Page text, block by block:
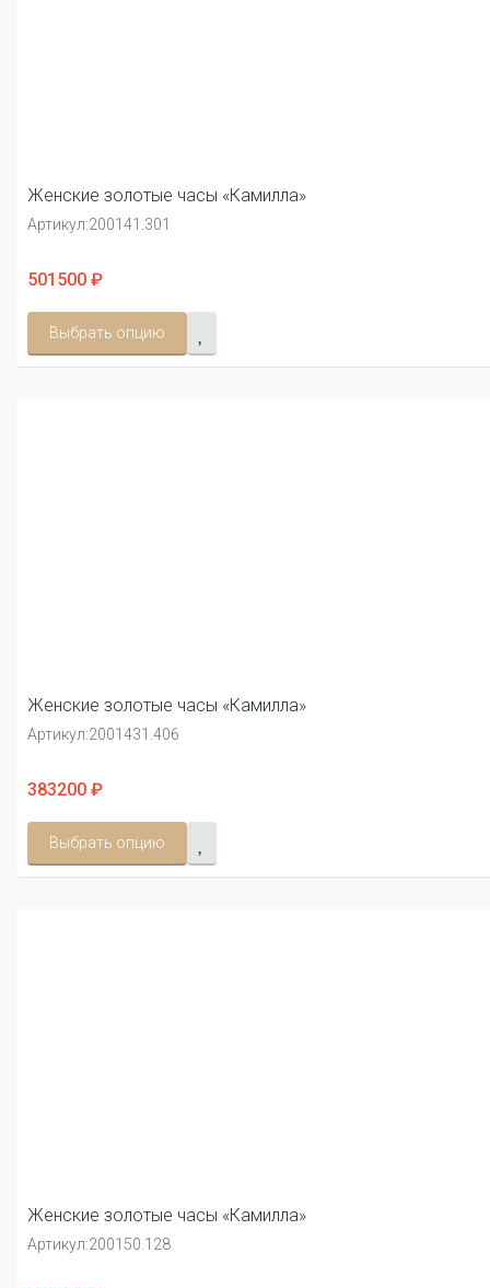
Женские золотые часы «Камилла»
Артикул:200141.301
501500 ₽
Выбрать опцию
Женские золотые часы «Камилла»
Артикул:2001431.406
383200 ₽
Выбрать опцию
Женские золотые часы «Камилла»
Артикул:200150.128